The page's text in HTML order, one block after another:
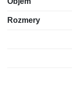
Rozmery